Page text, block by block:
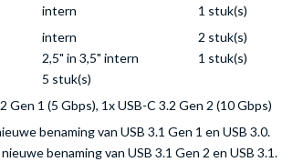
intern
1 stuk(s)
intern
2 stuk(s)
2,5" in 3,5" intern
1 stuk(s)
5 stuk(s)
Gen 1 (5 Gbps), 1x USB-C 3.2 Gen 2 (10 Gbps)
benaming van USB 3.1 Gen 1 en USB 3.0.
benaming van USB 3.1 Gen 2 en USB 3.1.